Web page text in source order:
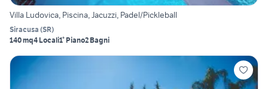
Villa Ludovica, Piscina, Jacuzzi, Padel/Pickleball
Siracusa (SR)
140 mq4 Locali1° Piano2 Bagni